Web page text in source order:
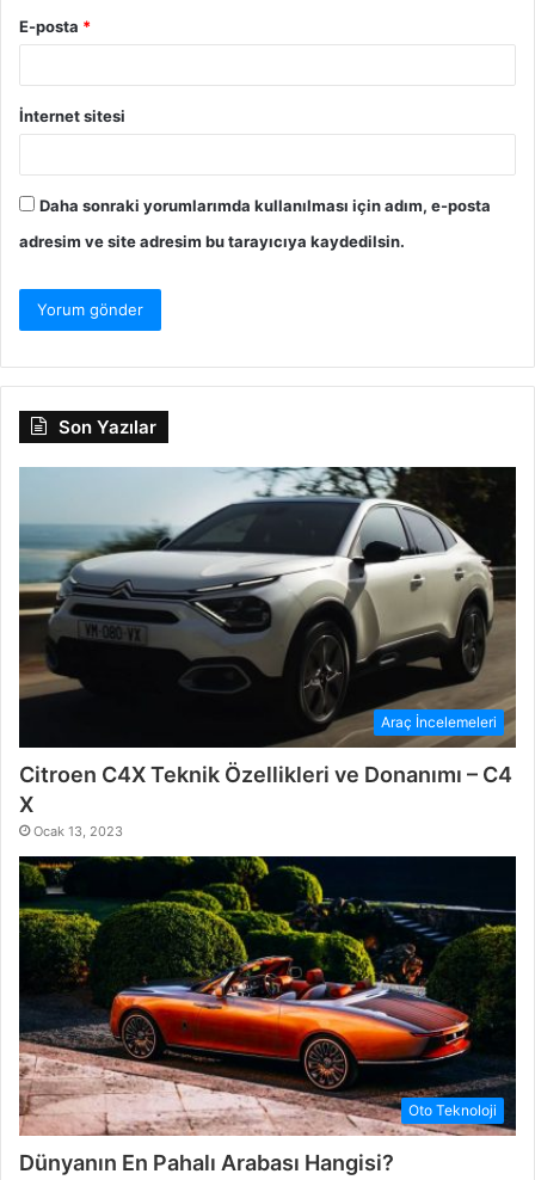
E-posta *
İnternet sitesi
Daha sonraki yorumlarımda kullanılması için adım, e-posta
adresim ve site adresim bu tarayıcıya kaydedilsin.
Son Yazılar
Araç İncelemeleri
Citroen C4X Teknik Özellikleri ve Donanımı – C4
X
Ocak 13, 2023
Oto Teknoloji
Dünyanın En Pahalı Arabası Hangisi?